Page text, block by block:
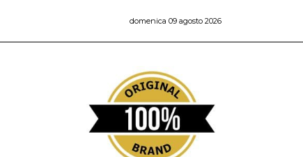
domenica 09 agosto 2026